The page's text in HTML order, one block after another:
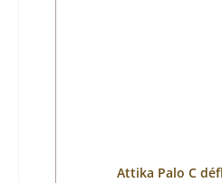
Attika Palo C